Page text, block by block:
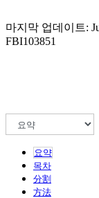
마지막 업데이트:
FBI103851
요약
목차
分割
方法